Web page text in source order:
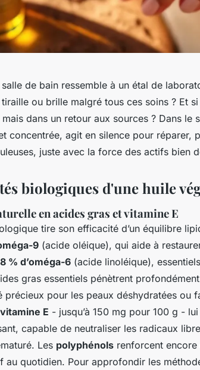
de bain ressemble à un étal de
ou brille malgré tous ces soins ? Et
dans un retour aux sources ? Dans le
concentrée, agit en silence pour réparer,
juste avec la force des actifs bien
biologiques d'une huile
en acides gras et vitamine E
tire son efficacité d’un équilibre
9 (acide oléique), qui aide à
% d’oméga-6 (acide linoléique),
gras essentiels pénètrent
précieux pour les peaux déshydratées ou
vitamine E - jusqu’à 150 mg pour 100 g -
capable de neutraliser les radicaux
Les polyphénols renforcent
au quotidien. Pour approfondir les